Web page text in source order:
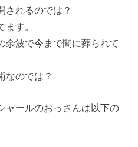
されるのでは？
す。
余波で今まで闇に葬られて
なのでは？
ャールのおっさんは以下の